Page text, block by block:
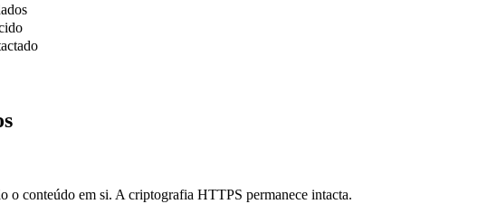
o conteúdo em si. A criptografia HTTPS permanece intacta.